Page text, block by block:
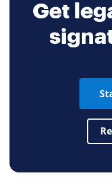
Get